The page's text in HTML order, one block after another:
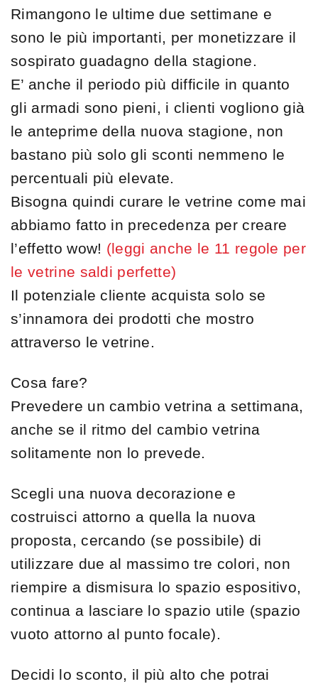
Rimangono le ultime due settimane e
sono le più importanti, per monetizzare il
sospirato guadagno della stagione.
E’ anche il periodo più difficile in quanto
gli armadi sono pieni, i clienti vogliono già
le anteprime della nuova stagione, non
bastano più solo gli sconti nemmeno le
percentuali più elevate.
Bisogna quindi curare le vetrine come mai
abbiamo fatto in precedenza per creare
l’effetto wow! (leggi anche le 11 regole per
le vetrine saldi perfette)
Il potenziale cliente acquista solo se
s’innamora dei prodotti che mostro
attraverso le vetrine.
Cosa fare?
Prevedere un cambio vetrina a settimana,
anche se il ritmo del cambio vetrina
solitamente non lo prevede.
Scegli una nuova decorazione e
costruisci attorno a quella la nuova
proposta, cercando (se possibile) di
utilizzare due al massimo tre colori, non
riempire a dismisura lo spazio espositivo,
continua a lasciare lo spazio utile (spazio
vuoto attorno al punto focale).
Decidi lo sconto, il più alto che potrai